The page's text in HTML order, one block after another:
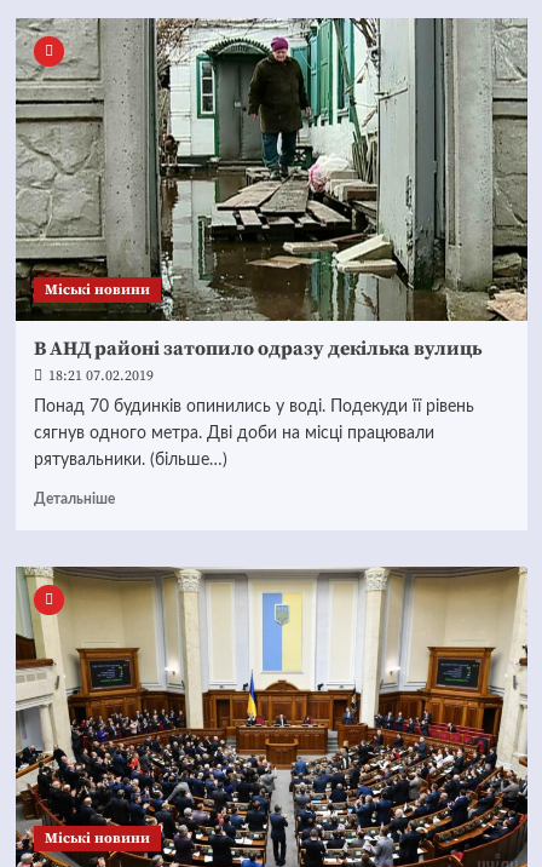
Mіські новини
В АНД районі затопило одразу декілька вулиць
18:21 07.02.2019
Понад 70 будинків опинились у воді. Подекуди її рівень
сягнув одного метра. Дві доби на місці працювали
рятувальники. (більше…)
Детальніше
Mіські новини